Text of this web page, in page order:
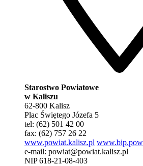
Starostwo Powiatowe
w Kaliszu
62-800 Kalisz
Plac Świętego Józefa 5
tel: (62) 501 42 00
fax: (62) 757 26 22
www.powiat.kalisz.pl
e-mail: powiat@powiat.kalisz.pl
NIP 618-21-08-403